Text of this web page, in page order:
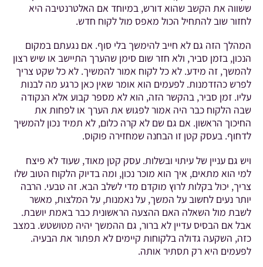
ששווה את הקשב שהוא דורש, במיוחד אם האלטרנטיבה היא
לחזור שוב להתחיל הכול מאפס מול לקוח חדש.
המהלך הזה גם לא חייב להימשך בלי סוף. אם נגעתם במקום
הנכון, בזמן סביר, ולא חזר שום סימן שהערך התיישב או שיש רצון
להמשך, זה מידע. לא כל לקוח אמור להמשיך. לא כל שקט צריך
לפרש כהזדמנות. לפעמים הוא אומר שאין כאן כרגע מה לבנות
עליו. זמן סביר, בהקשר הזה, הוא לא מספר קבוע אלא הנקודה
שבה הלקוח כבר היה אמור לפגוש את הערך או לפחות את
החיכוך הראשון. אם גם שם לא קרה כלום, לא תמיד נכון להמשיך
לדחוף. בעסק קטן זו הבחנה שמחזירה פוקוס.
ויש גם עניין של עיתוי ובשלות. עסק קטן מאוד, שעוד לא פיצח
למי הוא מתאים, איך הוא מוכר נכון, ומה בדיוק הלקוח הטוב שלו
צריך, יכול בקלות לרוץ מוקדם מדי לשלב הבא. זה טבעי. הרבה
יותר נעים לחשוב על המשך, על נאמנות, על המלצות, מאשר
לשבת מול השאלה האם ההצעה הראשונית כבר באמת יושבת.
אבל אם הבסיס עדיין לא ברור, גם ההמשך יהיה מטושטש. במצב
כזה, השקעה גדולה בלקוחות קיימים לא תפתור את הבעיה.
לפעמים היא רק תסתיר אותה.